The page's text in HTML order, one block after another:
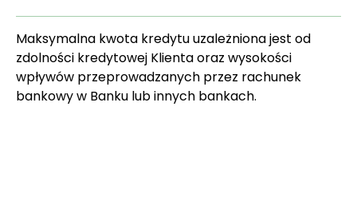
Maksymalna kwota kredytu uzależniona jest od
zdolności kredytowej Klienta oraz wysokości
wpływów przeprowadzanych przez rachunek
bankowy w Banku lub innych bankach.